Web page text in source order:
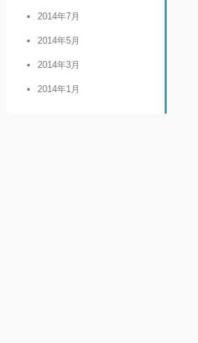
2014年7月
2014年5月
2014年3月
2014年1月